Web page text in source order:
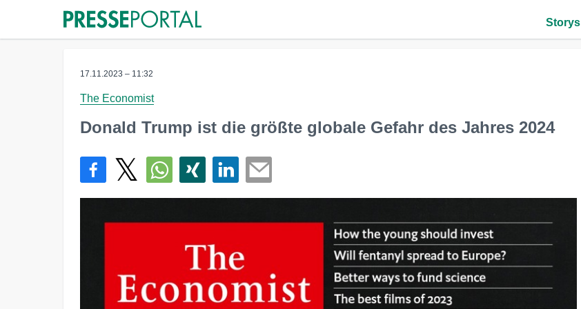
Storys
17.11.2023 – 11:32
The Economist
Donald Trump ist die größte globale Gefahr des Jahres 2024